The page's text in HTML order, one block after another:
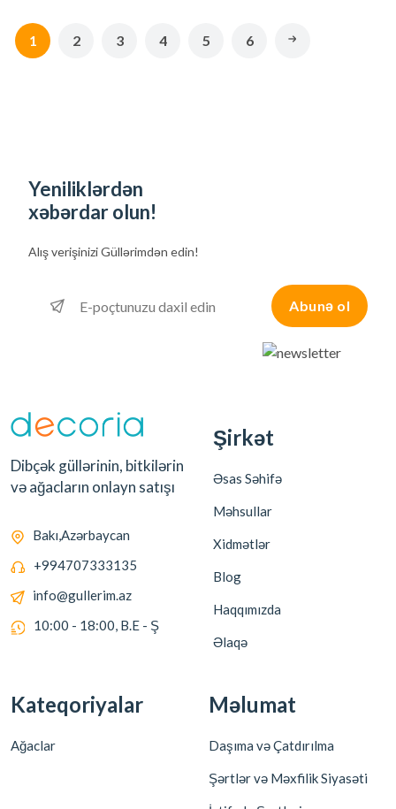
1 2 3 4 5 6
Yeniliklərdən
xəbərdar olun!
Alış verişiniziGüllərimdən edin!
Abunə ol
Dibçək güllərinin, bitkilərin
və ağacların onlayn satışı
Bakı,Azərbaycan
+994707333135
info@gullerim.az
10:00 - 18:00, B.E - Ş
Şirkət
Əsas Səhifə
Məhsullar
Xidmətlər
Blog
Haqqımızda
Əlaqə
Kateqoriyalar
Ağaclar
Məlumat
Daşıma və Çatdırılma
Şərtlər və Məxfilik Siyasəti